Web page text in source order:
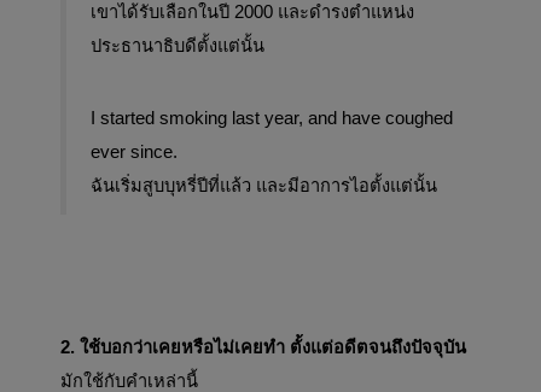
เขาได้รับเลือกในปี 2000 และดำรงตำแหน่ง
ประธานาธิบดีตั้งแต่นั้น
I started smoking last year, and have coughed
ever since.
ฉันเริ่มสูบบุหรี่ปีที่แล้ว และมีอาการไอตั้งแต่นั้น
2. ใช้บอกว่าเคยหรือไม่เคยทำ ตั้งแต่อดีตจนถึงปัจจุบัน
มักใช้กับคำเหล่านี้